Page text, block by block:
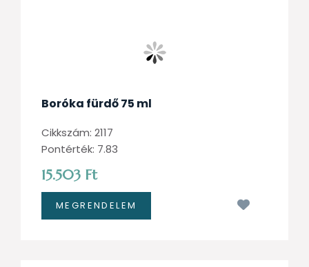
Boróka fürdő 75 ml
Cikkszám: 2117
Pontérték: 7.83
15.503 Ft